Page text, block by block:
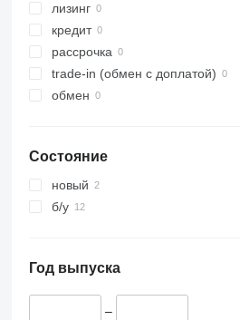
лизинг
кредит
рассрочка
trade-in (обмен с доплатой)
обмен
Состояние
новый
б/у
Год выпуска
–